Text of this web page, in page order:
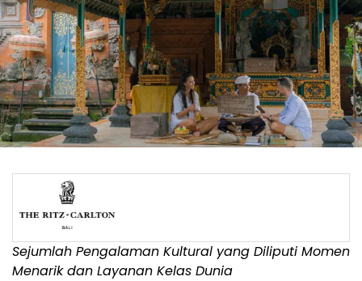
Sejumlah Pengalaman Kultural yang Diliputi Momen
Menarik dan Layanan Kelas Dunia